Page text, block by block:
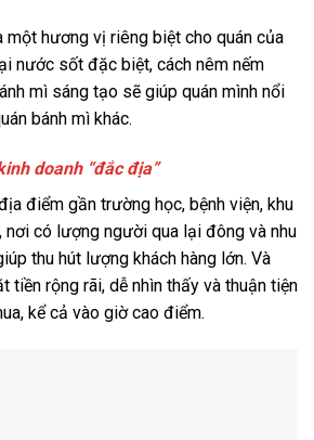
hương vị riêng biệt cho quán của
nước sốt đặc biệt, cách nêm nếm
mì sáng tạo sẽ giúp quán mình nổi
bánh mì khác.
doanh “đắc địa”
điểm gần trường học, bệnh viện, khu
nơi có lượng người qua lại đông và nhu
thu hút lượng khách hàng lớn. Và
tiền rộng rãi, dễ nhìn thấy và thuận tiện
kể cả vào giờ cao điểm.